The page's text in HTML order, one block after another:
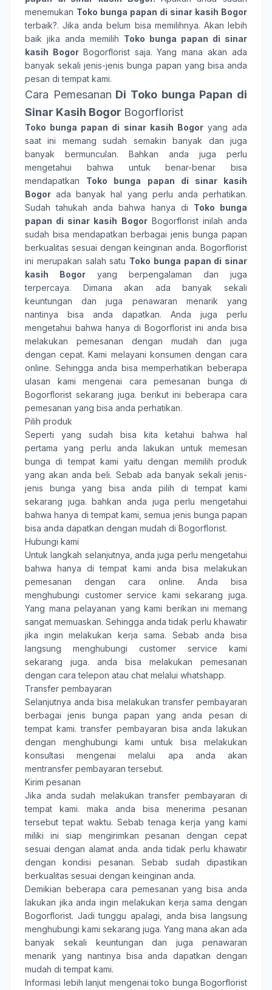
menemukan Toko bunga papan di sinar kasih Bogor
terbaik?. Jika anda belum bisa memilihnya. Akan lebih
baik jika anda memilih Toko bunga papan di sinar
kasih Bogor Bogorflorist saja. Yang mana akan ada
banyak sekali jenis-jenis bunga papan yang bisa anda
pesan di tempat kami.
Cara Pemesanan Di Toko bunga Papan di
Sinar Kasih Bogor Bogorflorist
Toko bunga papan di sinar kasih Bogoryang ada
saat ini memang sudah semakin banyak dan juga
banyak bermunculan. Bahkan anda juga perlu
mengetahui bahwa untuk benar-benar bisa
mendapatkan Toko bunga papan di sinar kasih
Bogor ada banyak hal yang perlu anda perhatikan.
Sudah tahukah anda bahwa hanya di Toko bunga
papan di sinar kasih BogorBogorflorist inilah anda
sudah bisa mendapatkan berbagai jenis bunga papan
berkualitas sesuai dengan keinginan anda. Bogorflorist
ini merupakan salah satu Toko bunga papan di sinar
kasih Bogor yang berpengalaman dan juga
terpercaya. Dimana akan ada banyak sekali
keuntungan dan juga penawaran menarik yang
nantinya bisa anda dapatkan. Anda juga perlu
mengetahui bahwa hanya di Bogorflorist ini anda bisa
melakukan pemesanan dengan mudah dan juga
dengan cepat. Kami melayani konsumen dengan cara
online. Sehingga anda bisa memperhatikan beberapa
ulasan kami mengenai cara pemesanan bunga di
Bogorflorist sekarang juga. berikut ini beberapa cara
pemesanan yang bisa anda perhatikan.
Pilih produk
Seperti yang sudah bisa kita ketahui bahwa hal
pertama yang perlu anda lakukan untuk memesan
bunga di tempat kami yaitu dengan memilih produk
yang akan anda beli. Sebab ada banyak sekali jenis-
jenis bunga yang bisa anda pilih di tempat kami
sekarang juga. bahkan anda juga perlu mengetahui
bahwa hanya di tempat kami, semua jenis bunga papan
bisa anda dapatkan dengan mudah di Bogorflorist.
Hubungi kami
Untuk langkah selanjutnya, anda juga perlu mengetahui
bahwa hanya di tempat kami anda bisa melakukan
pemesanan dengan cara online. Anda bisa
menghubungi customer service kami sekarang juga.
Yang mana pelayanan yang kami berikan ini memang
sangat memuaskan. Sehingga anda tidak perlu khawatir
jika ingin melakukan kerja sama. Sebab anda bisa
langsung menghubungi customer service kami
sekarang juga. anda bisa melakukan pemesanan
dengan cara telepon atau chat melalui whatshapp.
Transfer pembayaran
Selanjutnya anda bisa melakukan transfer pembayaran
berbagai jenis bunga papan yang anda pesan di
tempat kami. transfer pembayaran bisa anda lakukan
dengan menghubungi kami untuk bisa melakukan
konsultasi mengenai melalui apa anda akan
mentransfer pembayaran tersebut.
Kirim pesanan
Jika anda sudah melakukan transfer pembayaran di
tempat kami. maka anda bisa menerima pesanan
tersebut tepat waktu. Sebab tenaga kerja yang kami
miliki ini siap mengirimkan pesanan dengan cepat
sesuai dengan alamat anda. anda tidak perlu khawatir
dengan kondisi pesanan. Sebab sudah dipastikan
berkualitas sesuai dengan keinginan anda.
Demikian beberapa cara pemesanan yang bisa anda
lakukan jika anda ingin melakukan kerja sama dengan
Bogorflorist. Jadi tunggu apalagi, anda bisa langsung
menghubungi kami sekarang juga. Yang mana akan ada
banyak sekali keuntungan dan juga penawaran
menarik yang nantinya bisa anda dapatkan dengan
mudah di tempat kami.
Informasi lebih lanjut mengenai toko bunga Bogorflorist